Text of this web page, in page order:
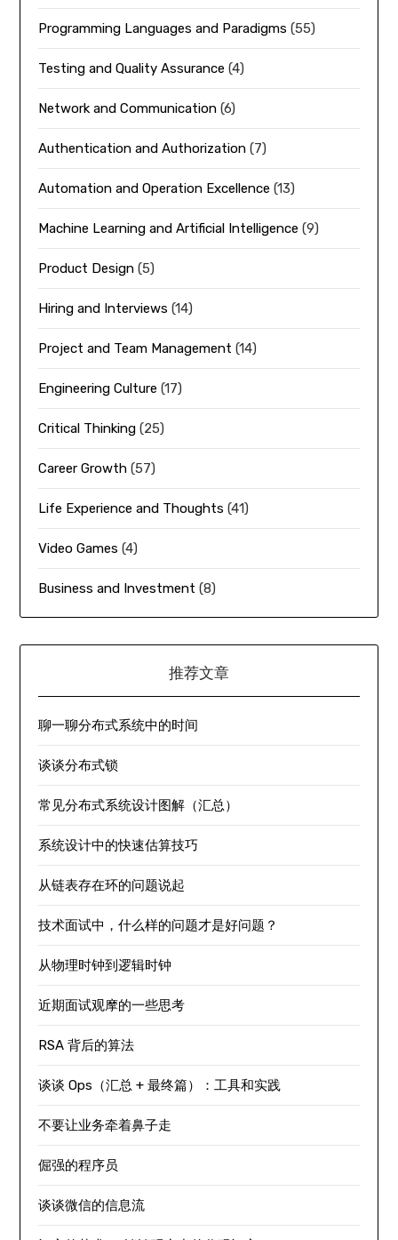
Programming Languages and Paradigms (55)
Testing and Quality Assurance (4)
Network and Communication (6)
Authentication and Authorization (7)
Automation and Operation Excellence (13)
Machine Learning and Artificial Intelligence (9)
Product Design (5)
Hiring and Interviews (14)
Project and Team Management (14)
Engineering Culture (17)
Critical Thinking (25)
Career Growth (57)
Life Experience and Thoughts (41)
Video Games (4)
Business and Investment (8)
推荐文章
聊一聊分布式系统中的时间
谈谈分布式锁
常见分布式系统设计图解（汇总）
系统设计中的快速估算技巧
从链表存在环的问题说起
技术面试中，什么样的问题才是好问题？
从物理时钟到逻辑时钟
近期面试观摩的一些思考
RSA 背后的算法
谈谈 Ops（汇总 + 最终篇）：工具和实践
不要让业务牵着鼻子走
倔强的程序员
谈谈微信的信息流